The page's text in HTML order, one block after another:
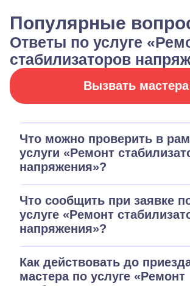
Популярные
Ответы по услуге
стабилизаторов
Вызвать мастера
Что можно проверить в
услуги «Ремонт
напряжения»?
Что сообщить при заявке
услуге «Ремонт
напряжения»?
Как действовать до
мастера по услуге «Ремонт